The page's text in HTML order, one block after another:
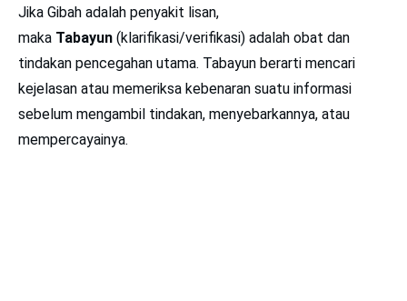
Jika Gibah adalah penyakit lisan,
maka Tabayun (klarifikasi/verifikasi) adalah obat dan
tindakan pencegahan utama. Tabayun berarti mencari
kejelasan atau memeriksa kebenaran suatu informasi
sebelum mengambil tindakan, menyebarkannya, atau
mempercayainya.